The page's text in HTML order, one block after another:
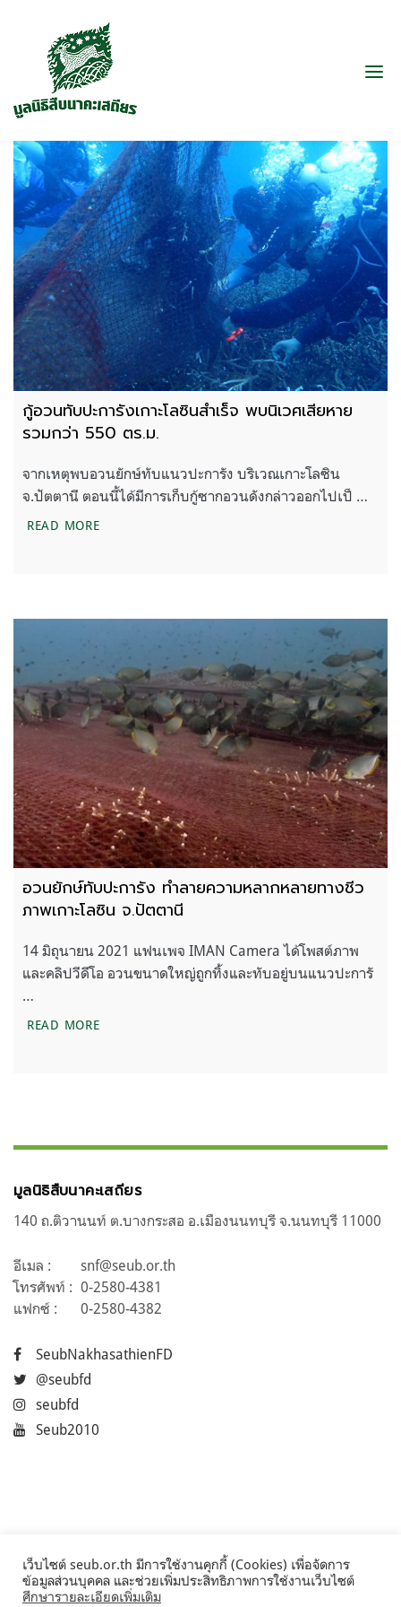
กู้อวนทับปะการังเกาะโลซินสำเร็จ พบนิเวศเสียหาย
รวมกว่า 550 ตร.ม.
จากเหตุพบอวนยักษ์ทับแนวปะการัง บริเวณเกาะโลซิน
จ.ปัตตานี ตอนนี้ได้มีการเก็บกู้ซากอวนดังกล่าวออกไปเป็ …
READ MOREกู้อวนทับปะการังเกาะโลซินสำเร็จ พบนิเวศเสียหายร
อวนยักษ์ทับปะการัง ทำลายความหลากหลายทางชีว
ภาพเกาะโลซิน จ.ปัตตานี
14 มิถุนายน 2021 แฟนเพจ IMAN Camera ได้โพสต์ภาพ
และคลิปวีดีโอ อวนขนาดใหญ่ถูกทิ้งและทับอยู่บนแนวปะการั
…
READ MOREอวนยักษ์ทับปะการัง ทำลายความหลากหลายทางชีวภ
มูลนิธิสืบนาคะเสถียร
140 ถ.ติวานนท์ ต.บางกระสอ อ.เมืองนนทบุรี จ.นนทบุรี 11000
อีเมล :
snf@seub.or.th
โทรศัพท์ : 0-2580-4381
แฟกซ์ :
0-2580-4382
SeubNakhasathienFD
@seubfd
seubfd
Seub2010
เว็บไซต์ seub.or.th มีการใช้งานคุกกี้ (Cookies) เพื่อจัดการ
ข้อมูลส่วนบุคคล และช่วยเพิ่มประสิทธิภาพการใช้งานเว็บไซต์
ศึกษารายละเอียดเพิ่มเติม